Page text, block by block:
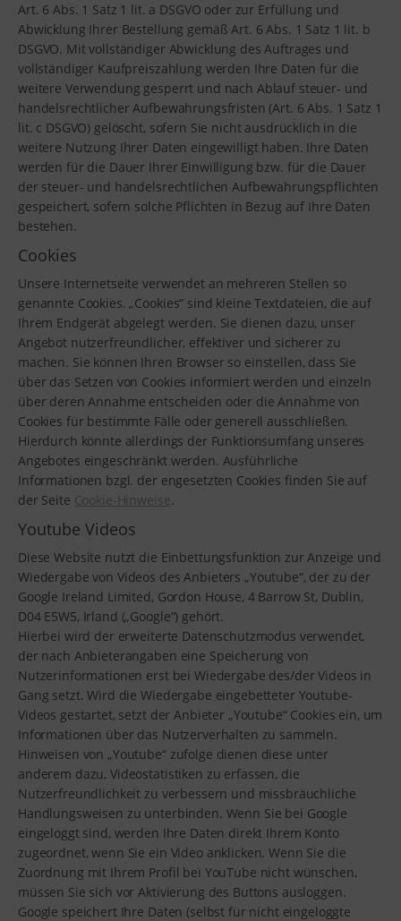
Art. 6 Abs. 1 Satz 1 lit. a DSGVO oder zur Erfüllung und
Abwicklung Ihrer Bestellung gemäß Art. 6 Abs. 1 Satz 1 lit. b
DSGVO. Mit vollständiger Abwicklung des Auftrages und
vollständiger Kaufpreiszahlung werden Ihre Daten für die
weitere Verwendung gesperrt und nach Ablauf steuer- und
handelsrechtlicher Aufbewahrungsfristen (Art. 6 Abs. 1 Satz 1
lit. c DSGVO) gelöscht, sofern Sie nicht ausdrücklich in die
weitere Nutzung Ihrer Daten eingewilligt haben. Ihre Daten
werden für die Dauer Ihrer Einwilligung bzw. für die Dauer
der steuer- und handelsrechtlichen Aufbewahrungspflichten
gespeichert, sofern solche Pflichten in Bezug auf Ihre Daten
bestehen.
Cookies
Unsere Internetseite verwendet an mehreren Stellen so
genannte Cookies. „Cookies“ sind kleine Textdateien, die auf
Ihrem Endgerät abgelegt werden. Sie dienen dazu, unser
Angebot nutzerfreundlicher, effektiver und sicherer zu
machen. Sie können Ihren Browser so einstellen, dass Sie
über das Setzen von Cookies informiert werden und einzeln
über deren Annahme entscheiden oder die Annahme von
Cookies für bestimmte Fälle oder generell ausschließen.
Hierdurch könnte allerdings der Funktionsumfang unseres
Angebotes eingeschränkt werden. Ausführliche
Informationen bzgl. der engesetzten Cookies finden Sie auf
der Seite Cookie-Hinweise.
Youtube Videos
Diese Website nutzt die Einbettungsfunktion zur Anzeige und
Wiedergabe von Videos des Anbieters „Youtube“, der zu der
Google Ireland Limited, Gordon House, 4 Barrow St, Dublin,
D04 E5W5, Irland („Google“) gehört.
Hierbei wird der erweiterte Datenschutzmodus verwendet,
der nach Anbieterangaben eine Speicherung von
Nutzerinformationen erst bei Wiedergabe des/der Videos in
Gang setzt. Wird die Wiedergabe eingebetteter Youtube-
Videos gestartet, setzt der Anbieter „Youtube“ Cookies ein, um
Informationen über das Nutzerverhalten zu sammeln.
Hinweisen von „Youtube“ zufolge dienen diese unter
anderem dazu, Videostatistiken zu erfassen, die
Nutzerfreundlichkeit zu verbessern und missbräuchliche
Handlungsweisen zu unterbinden. Wenn Sie bei Google
eingeloggt sind, werden Ihre Daten direkt Ihrem Konto
zugeordnet, wenn Sie ein Video anklicken. Wenn Sie die
Zuordnung mit Ihrem Profil bei YouTube nicht wünschen,
müssen Sie sich vor Aktivierung des Buttons ausloggen.
Google speichert Ihre Daten (selbst für nicht eingeloggte